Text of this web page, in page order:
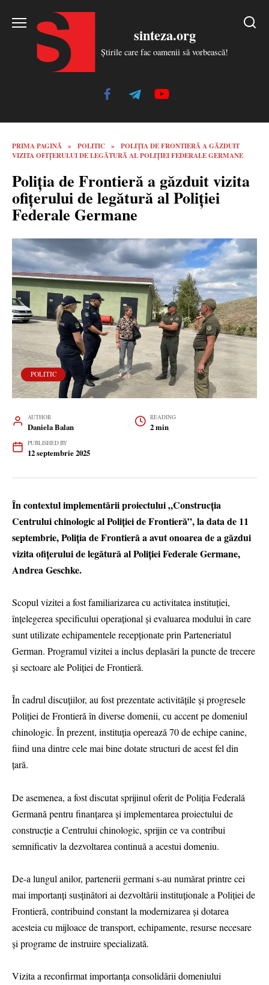
sinteza.org
Știrile care fac oamenii să vorbească!
PRIMA PAGINĂ » POLITIC »
POLIȚIA DE FRONTIERĂ A GĂZDUIT
VIZITA OFIȚERULUI DE LEGĂTURĂ AL POLIȚIEI FEDERALE GERMANE
Poliția de Frontieră a găzduit vizita
ofițerului de legătură al Poliției
Federale Germane
POLITIC
AUTHOR
Daniela Balan
READING
2 min
PUBLISHED BY
12 septembrie 2025
În contextul implementării proiectului „Construcția
Centrului chinologic al Poliției de Frontieră”, la data de 11
septembrie, Poliția de Frontieră a avut onoarea de a găzdui
vizita ofițerului de legătură al Poliției Federale Germane,
Andrea Geschke.
Scopul vizitei a fost familiarizarea cu activitatea instituției,
înțelegerea specificului operațional și evaluarea modului în care
sunt utilizate echipamentele recepționate prin Parteneriatul
German. Programul vizitei a inclus deplasări la puncte de trecere
și sectoare ale Poliției de Frontieră.
În cadrul discuțiilor, au fost prezentate activitățile și progresele
Poliției de Frontieră în diverse domenii, cu accent pe domeniul
chinologic. În prezent, instituția operează 70 de echipe canine,
fiind una dintre cele mai bine dotate structuri de acest fel din
țară.
De asemenea, a fost discutat sprijinul oferit de Poliția Federală
Germană pentru finanțarea și implementarea proiectului de
construcție a Centrului chinologic, sprijin ce va contribui
semnificativ la dezvoltarea continuă a acestui domeniu.
De-a lungul anilor, partenerii germani s-au numărat printre cei
mai importanți susținători ai dezvoltării instituționale a Poliției de
Frontieră, contribuind constant la modernizarea și dotarea
acesteia cu mijloace de transport, echipamente, resurse necesare
și programe de instruire specializată.
Vizita a reconfirmat importanța consolidării domeniului